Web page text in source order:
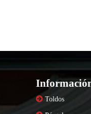
Toldos